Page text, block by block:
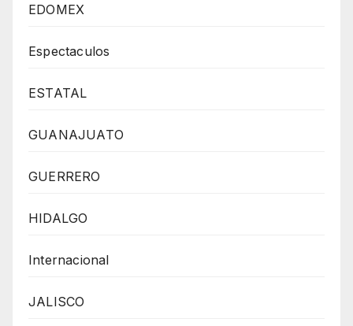
EDOMEX
Espectaculos
ESTATAL
GUANAJUATO
GUERRERO
HIDALGO
Internacional
JALISCO